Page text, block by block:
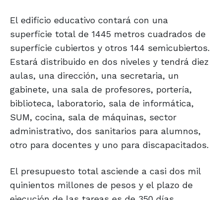
El edificio educativo contará con una
superficie total de 1445 metros cuadrados de
superficie cubiertos y otros 144 semicubiertos.
Estará distribuido en dos niveles y tendrá diez
aulas, una dirección, una secretaria, un
gabinete, una sala de profesores, portería,
biblioteca, laboratorio, sala de informática,
SUM, cocina, sala de máquinas, sector
administrativo, dos sanitarios para alumnos,
otro para docentes y uno para discapacitados.
El presupuesto total asciende a casi dos mil
quinientos millones de pesos y el plazo de